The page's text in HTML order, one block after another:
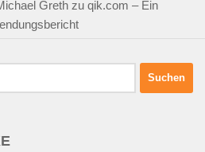
Greth zu qik.com – Ein